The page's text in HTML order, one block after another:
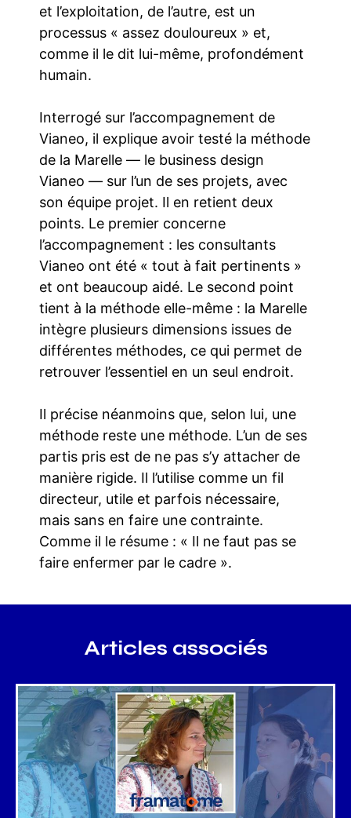
et l’exploitation, de l’autre, est un
processus « assez douloureux » et,
comme il le dit lui-même, profondément
humain.
Interrogé sur l’accompagnement de
Vianeo, il explique avoir testé la méthode
de la Marelle — le business design
Vianeo — sur l’un de ses projets, avec
son équipe projet. Il en retient deux
points. Le premier concerne
l’accompagnement : les consultants
Vianeo ont été « tout à fait pertinents »
et ont beaucoup aidé. Le second point
tient à la méthode elle-même : la Marelle
intègre plusieurs dimensions issues de
différentes méthodes, ce qui permet de
retrouver l’essentiel en un seul endroit.
Il précise néanmoins que, selon lui, une
méthode reste une méthode. L’un de ses
partis pris est de ne pas s’y attacher de
manière rigide. Il l’utilise comme un fil
directeur, utile et parfois nécessaire,
mais sans en faire une contrainte.
Comme il le résume : « Il ne faut pas se
faire enfermer par le cadre ».
Articles associés